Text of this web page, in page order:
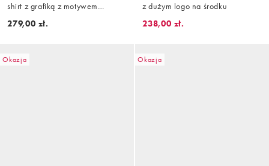
shirt z grafiką z motywem
znaczka
279,00 zł.
z dużym logo na środku
238,00 zł.
Okazja Okazja